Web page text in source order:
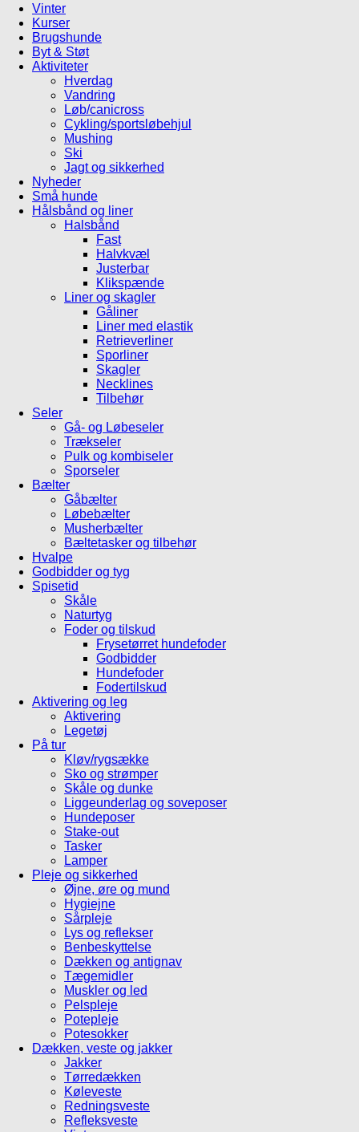
Vinter
Kurser
Brugshunde
Byt & Støt
Aktiviteter
Hverdag
Vandring
Løb/canicross
Cykling/sportsløbehjul
Mushing
Ski
Jagt og sikkerhed
Nyheder
Små hunde
Hålsbånd og liner
Halsbånd
Fast
Halvkvæl
Justerbar
Klikspænde
Liner og skagler
Gåliner
Liner med elastik
Retrieverliner
Sporliner
Skagler
Necklines
Tilbehør
Seler
Gå- og Løbeseler
Trækseler
Pulk og kombiseler
Sporseler
Bælter
Gåbælter
Løbebælter
Musherbælter
Bæltetasker og tilbehør
Hvalpe
Godbidder og tyg
Spisetid
Skåle
Naturtyg
Foder og tilskud
Frysetørret hundefoder
Godbidder
Hundefoder
Fodertilskud
Aktivering og leg
Aktivering
Legetøj
På tur
Kløv/rygsække
Sko og strømper
Skåle og dunke
Liggeunderlag og soveposer
Hundeposer
Stake-out
Tasker
Lamper
Pleje og sikkerhed
Øjne, øre og mund
Hygiejne
Sårpleje
Lys og reflekser
Benbeskyttelse
Dækken og antignav
Tægemidler
Muskler og led
Pelspleje
Potepleje
Potesokker
Dækken, veste og jakker
Jakker
Tørredækken
Køleveste
Redningsveste
Refleksveste